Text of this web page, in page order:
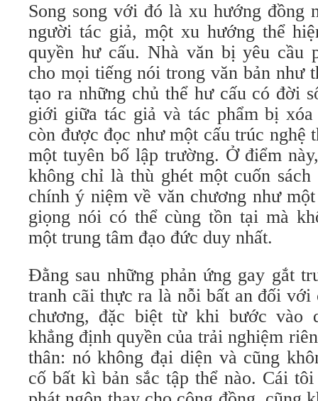
Song song với đó là xu hướng đồng
người tác giả, một xu hướng thể
quyền hư cấu. Nhà văn bị yêu cầu
cho mọi tiếng nói trong văn bản như
tạo ra những chủ thể hư cấu có đời
giới giữa tác giả và tác phẩm bị
còn được đọc như một cấu trúc nghệ
một tuyên bố lập trường. Ở điểm
không chỉ là thù ghét một cuốn
chính ý niệm về văn chương như
giọng nói có thể cùng tồn tại mà
một trung tâm đạo đức duy nhất.
Đằng sau những phản ứng gay gắt
tranh cãi thực ra là nỗi bất an đối với
chương, đặc biệt từ khi bước vào
khẳng định quyền của trải nghiệm
thân: nó không đại diện và cũng
cố bất kì bản sắc tập thể nào. Cái